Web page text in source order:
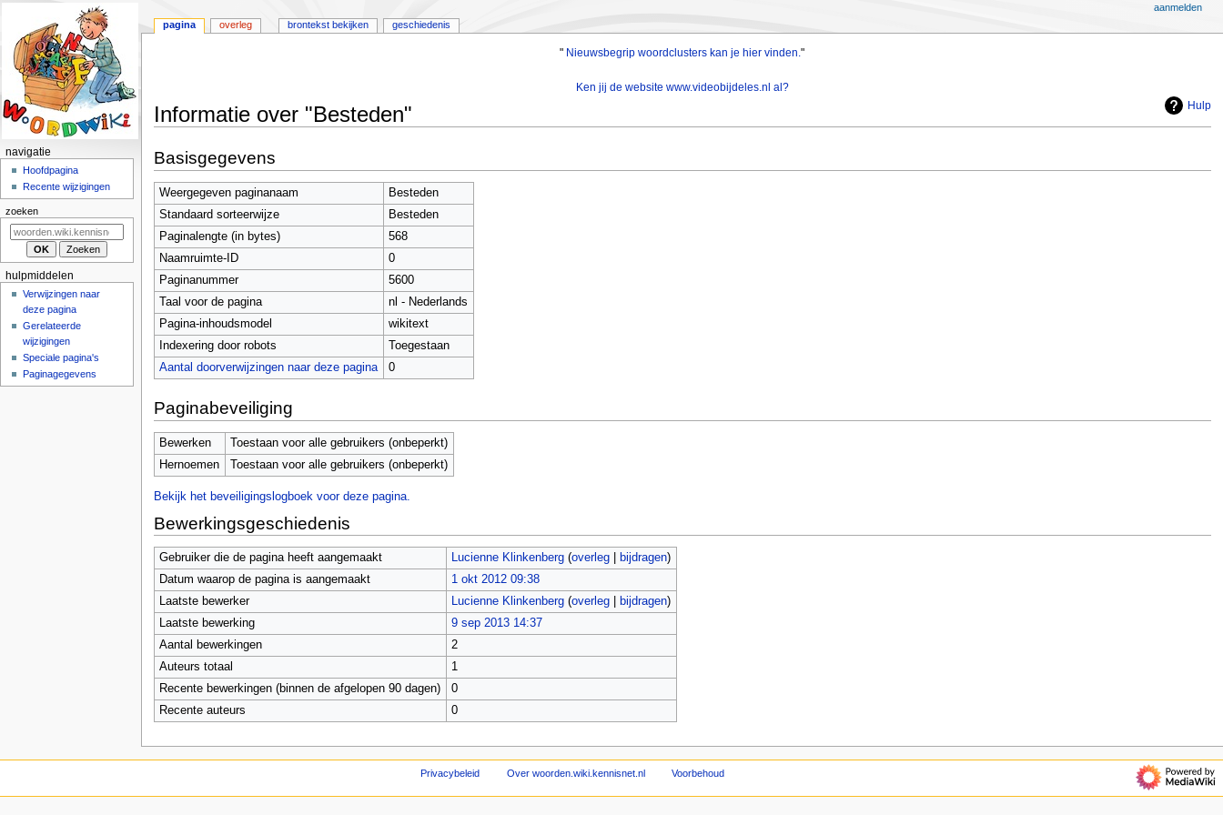
" Nieuwsbegrip woordclusters kan je hier vinden."
Ken jij de website www.videobijdeles.nl al?
Hulp
Informatie over "Besteden"
navigatie
springen
zoeken
springen
Basisgegevens
Weergegeven paginanaam
Besteden
Standaard sorteerwijze
Besteden
Paginalengte (in bytes)
568
Naamruimte-ID
0
Paginanummer
5600
Taal voor de pagina
nl - Nederlands
Pagina-inhoudsmodel
wikitext
Indexering door robots
Toegestaan
Aantal doorverwijzingen naar deze pagina
0
Paginabeveiliging
Bewerken
Toestaan voor alle gebruikers (onbeperkt)
Hernoemen
Toestaan voor alle gebruikers (onbeperkt)
Bekijk het beveiligingslogboek voor deze pagina.
Bewerkingsgeschiedenis
Gebruiker die de pagina heeft aangemaakt Lucienne Klinkenberg (overleg| bijdragen)
Datum waarop de pagina is aangemaakt
1 okt 2012 09:38
Laatste bewerker
Lucienne Klinkenberg (overleg| bijdragen)
Laatste bewerking
9 sep 2013 14:37
Aantal bewerkingen
2
Auteurs totaal
1
Recente bewerkingen (binnen de afgelopen 90 dagen)
0
Recente auteurs
0
N
v
i
m
pagina overleg brontekst bekijken geschiedenis
aanmelden
navigatie
Hoofdpagina
Recente wijzigingen
zoeken
hulpmiddelen
Verwijzingen naar
deze pagina
Gerelateerde
wijzigingen
Speciale pagina's
Paginagegevens
Privacybeleid Over woorden.wiki.kennisnet.nl Voorbehoud